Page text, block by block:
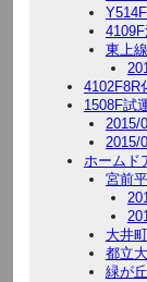
東上
4102F8R
1508F試
2015/
2015/
ホームド
宮前
大井
都立
緑が